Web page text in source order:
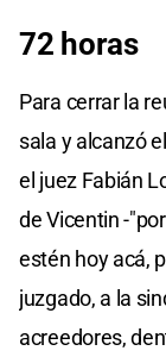
72 horas
Para cerrar la
sala y alcanzó
el juez Fabián
de Vicentin -
estén hoy acá,
juzgado, a la
acreedores,